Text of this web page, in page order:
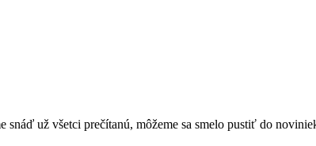
už všetci prečítanú, môžeme sa smelo pustiť do